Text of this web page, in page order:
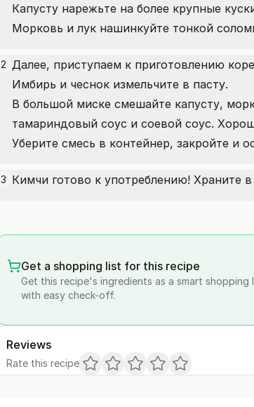
Капусту нарежьте на более крупные
Морковь и лук нашинкуйте тонкой
2 Далее, приступаем к приготовлению
Имбирь и чеснок измельчите в пасту.
В большой миске смешайте капусту,
тамариндовый соус и соевой соус.
Уберите смесь в контейнер, закройте и
3 Кимчи готово к употреблению! Храните
Get a shopping list for this recipe
Get this recipe's ingredients as a smart
with easy check-off.
Reviews
Rate this recipe